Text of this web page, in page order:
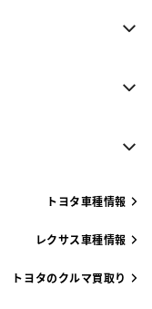
トヨタ車種情報
レクサス車種情報
トヨタのクルマ買取り